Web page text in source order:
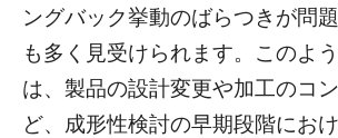
ングバック挙動のばらつきが問
も多く見受けられます。このよ
は、製品の設計変更や加工のコ
ど、成形性検討の早期段階にお